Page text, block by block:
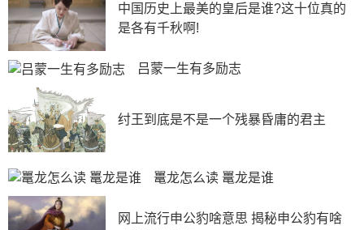
是这就导致了秦以后中国传统社会的主要规律：强势的君
主上台，官僚组织便是非常好的工具，成就一番宏图伟
业，推向极端，就成为暴君，国家土崩瓦解；弱势的君主
上台，官僚系统凭借自身的韧性继续维持，推到极端，君
主成为傀儡，国家军阀混战。
秦自秦孝公开始，连续几代都是强势的君主，最终吞
并了天下。然而有一个问题出现了，中原地区来到秦国的
多条建议，最终秦孝公采用了霸道呢？
中国历史上最美的皇后是谁?这十位真的
是各有千秋啊!
吕蒙一生有多励志
纣王到底是不是一个残暴昏庸的君主
鼍龙怎么读 鼍龙是谁
网上流行申公豹啥意思 揭秘申公豹有啥